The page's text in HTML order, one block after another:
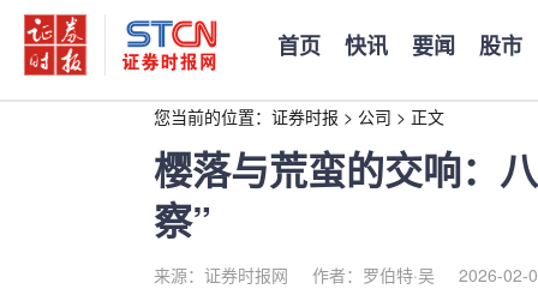
首页 快讯 要闻 股市
您当前的位置： 证券时报 > 公司 > 正文
樱落与荒蛮的交响：
察”
来源：证券时报网 作者：罗伯特·吴 2026-02-